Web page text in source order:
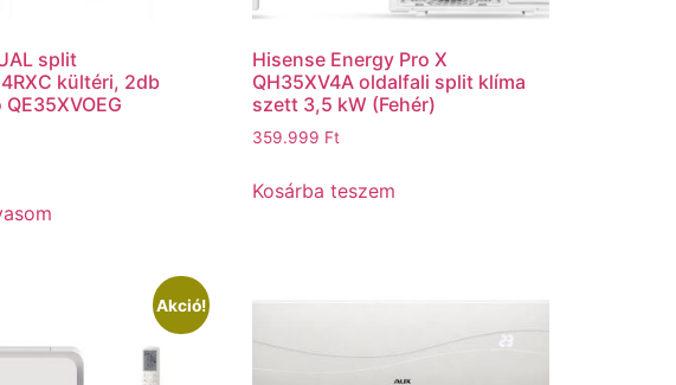
split
kültéri, 2db
Hisense Energy Pro X
QH35XV4A oldalfali split klíma
szett 3,5 kW (Fehér)
359.999 Ft
Kosárba teszem
Akció!